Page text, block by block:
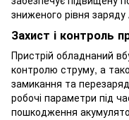
зниженого рівня
Захист і контроль
Пристрій обладнаний
контролю струму, а
замикання та
робочі параметри під
пошкодження